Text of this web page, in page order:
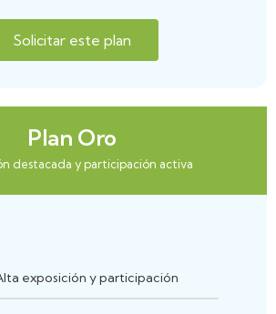
Solicitar este plan
Plan Oro
destacada y participación activa
exposición y participación